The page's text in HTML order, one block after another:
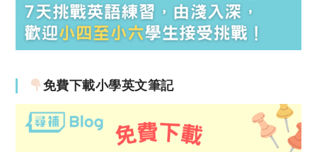
免費下載小學英文筆記